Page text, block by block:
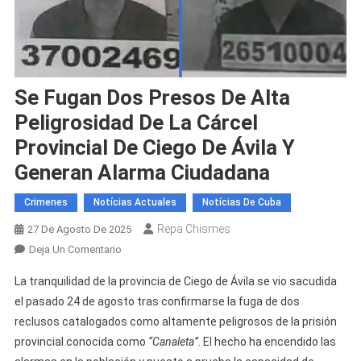
Se Fugan Dos Presos De Alta
Peligrosidad De La Cárcel
Provincial De Ciego De Ávila Y
Generan Alarma Ciudadana
Crimenes Notícias Actuales Notícias De Cuba
27 De Agosto De 2025 Repa Chismes
Deja Un ComentarioEn
Fugan
Dos
Presos
De
La tranquilidad de la provincia de Ciego de Ávila se vio sacudida
el pasado 24 de agosto tras confirmarse la fuga de dos
reclusos catalogados como altamente peligrosos de la prisión
provincial conocida como “Canaleta”. El hecho ha encendido las